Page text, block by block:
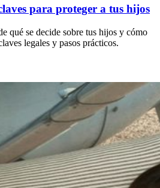
para proteger a tus hijos
qué se decide sobre tus hijos y cómo
legales y pasos prácticos.